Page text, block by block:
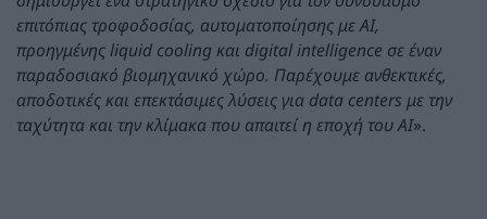
επιτόπιας τροφοδοσίας, αυτοματοποίησης με AI,
προηγμένης liquid cooling και digital intelligence σε έναν
παραδοσιακό βιομηχανικό χώρο. Παρέχουμε ανθεκτικές,
αποδοτικές και επεκτάσιμες λύσεις για data centers με την
ταχύτητα και την κλίμακα που απαιτεί η εποχή του AI».